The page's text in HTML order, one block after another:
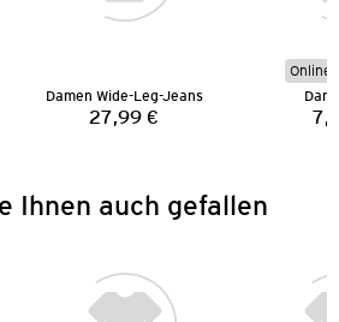
Damen Wide-Leg-Jeans
Preis:
27,99 €
Online
Ihnen auch gefallen